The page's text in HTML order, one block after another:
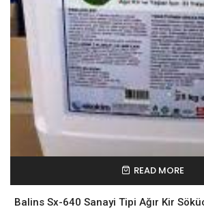
READ MORE
Balins Sx-640 Sanayi Tipi Ağır Kir